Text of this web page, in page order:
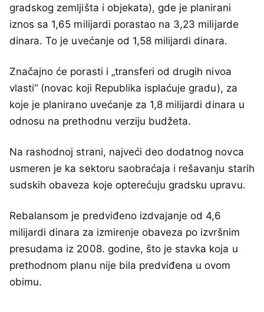
gradskog zemljišta i objekata), gde je planirani
iznos sa 1,65 milijardi porastao na 3,23 milijarde
dinara. To je uvećanje od 1,58 milijardi dinara.
Značajno će porasti i „transferi od drugih nivoa
vlasti“ (novac koji Republika isplaćuje gradu), za
koje je planirano uvećanje za 1,8 milijardi dinara u
odnosu na prethodnu verziju budžeta.
Na rashodnoj strani, najveći deo dodatnog novca
usmeren je ka sektoru saobraćaja i rešavanju starih
sudskih obaveza koje opterećuju gradsku upravu.
Rebalansom je predviđeno izdvajanje od 4,6
milijardi dinara za izmirenje obaveza po izvršnim
presudama iz 2008. godine, što je stavka koja u
prethodnom planu nije bila predviđena u ovom
obimu.